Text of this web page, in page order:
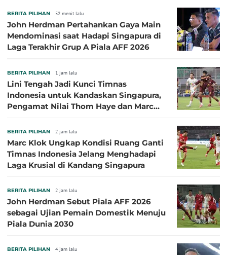
BERITA PILIHAN 52 menit lalu
John Herdman Pertahankan Gaya Main
Mendominasi saat Hadapi Singapura di
Laga Terakhir Grup A Piala AFF 2026
BERITA PILIHAN 1 jam lalu
Lini Tengah Jadi Kunci Timnas
Indonesia untuk Kandaskan Singapura,
Pengamat Nilai Thom Haye dan Marc
BERITA PILIHAN 2 jam lalu
Marc Klok Ungkap Kondisi Ruang Ganti
Timnas Indonesia Jelang Menghadapi
Laga Krusial di Kandang Singapura
BERITA PILIHAN 2 jam lalu
John Herdman Sebut Piala AFF 2026
sebagai Ujian Pemain Domestik Menuju
Piala Dunia 2030
BERITA PILIHAN 4 jam lalu